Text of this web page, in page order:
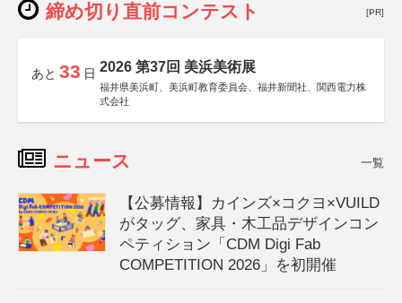
締め切り直前コンテスト [PR]
あと 33 日 2026 第37回 美浜美術展
福井県美浜町、美浜町教育委員会、福井新聞社、関西電力株
式会社
ニュース 一覧
【公募情報】カインズ×コクヨ×VUILD
がタッグ、家具・木工品デザインコン
ペティション「CDM Digi Fab
COMPETITION 2026」を初開催